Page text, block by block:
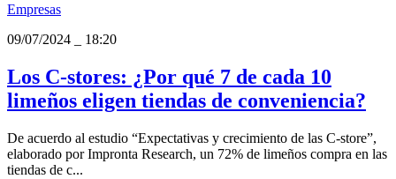
Empresas
09/07/2024
18:20
Los C-stores: ¿Por qué 7 de cada 10
limeños eligen tiendas de conveniencia?
De acuerdo al estudio “Expectativas y crecimiento de las C-store”,
elaborado por Impronta Research, un 72% de limeños compra en las
tiendas de c...